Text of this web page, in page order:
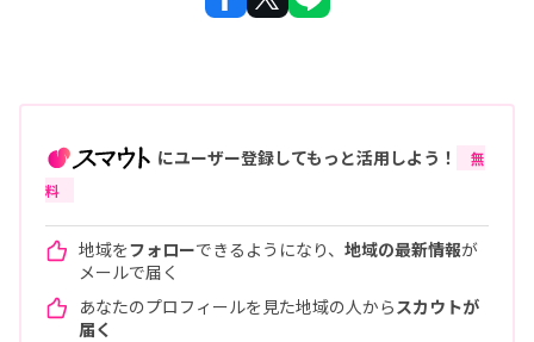
にユーザー登録してもっと活用しよう！
無
料
地域をフォローできるようになり、 地域の最新情報が
メールで届く
あなたのプロフィールを見た地域の人から スカウトが
届く